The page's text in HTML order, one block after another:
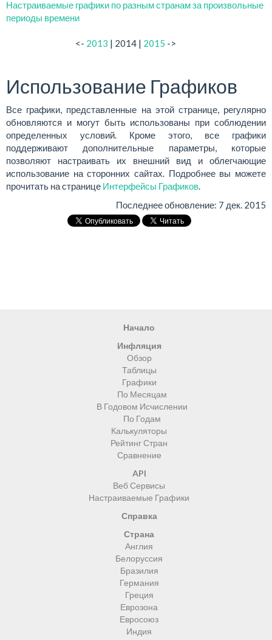
Настраиваемые графики по разным странам за произвольные
периоды времени
<- 2013 | 2014 | 2015 ->
Использование Графиков
Все графики, представленные на этой странице, регулярно
обновляются и могут быть использованы при соблюдении
определенных условий. Кроме этого, все графики
поддерживают дополнительные параметры, которые
позволяют настраивать их внешний вид и облегчающие
использование на сторонних сайтах. Подробнее вы можете
прочитать на странице Интерфейсы Графиков.
Последнее обновление: 7 дек. 2015
Начало
Инфляция
Обзор
Таблицы
Графики
По Месяцам
В Годовом Исчислении
По Годам
Калькуляторы
Рейтинг Стран
Сравнение
API
Веб Сервисы
Настраиваемые Графики
Справка
Страна
Англия
Белоруссия
Бразилия
Германия
Греция
Еврозона
Евросоюз
Индия